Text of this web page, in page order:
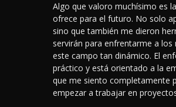
Algo que valoro muchísimo es
ofrece para el futuro. No solo
sino que también me dieron
servirán para enfrentarme a los
este campo tan dinámico. El
práctico y está orientado a la
que me siento completamente
empezar a trabajar en